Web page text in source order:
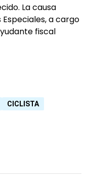
La causa
a cargo
fiscal
CICLISTA